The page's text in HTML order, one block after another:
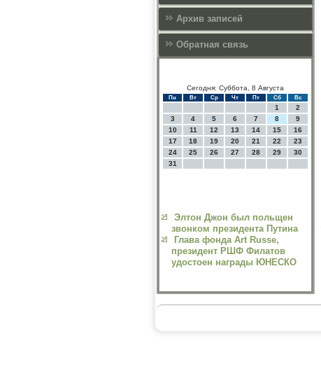
Архив записей
Обратная связь
Сегодня: Суббота, 8 Августа
Пн Вт Ср Чт Пт Сб Вс
1
2
3
4 5 6 7 8
9
10
11 12 13 14 15
16
17
18 19 20 21 22
23
24
25 26 27 28 29
30
31
Элтон Джон был польщен
звонком президента Путина
Глава фонда Art Russe,
президент РШФ Филатов
удостоен награды ЮНЕСКО